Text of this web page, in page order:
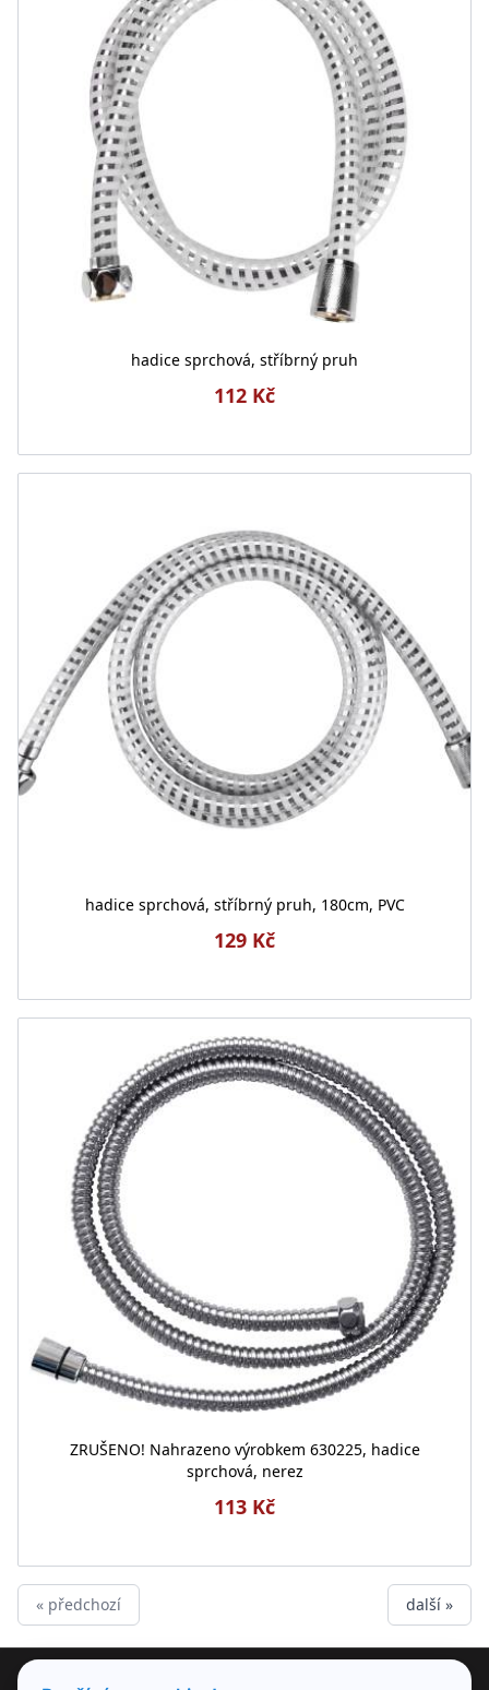
hadice sprchová, stříbrný pruh
112 Kč
hadice sprchová, stříbrný pruh, 180cm, PVC
129 Kč
ZRUŠENO! Nahrazeno výrobkem 630225, hadice
sprchová, nerez
113 Kč
« předchozí další »